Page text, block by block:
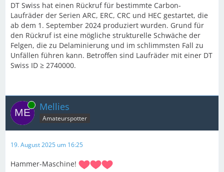
DT Swiss hat einen Rückruf für bestimmte Carbon-
Laufräder der Serien ARC, ERC, CRC und HEC gestartet, die
ab dem 1. September 2024 produziert wurden. Grund für
den Rückruf ist eine mögliche strukturelle Schwäche der
Felgen, die zu Delaminierung und im schlimmsten Fall zu
Unfällen führen kann. Betroffen sind Laufräder mit einer DT
Swiss ID ≥ 2740000.
Online Mellies
Amateurspotter
19. August 2025 um 16:25
Hammer-Maschine!